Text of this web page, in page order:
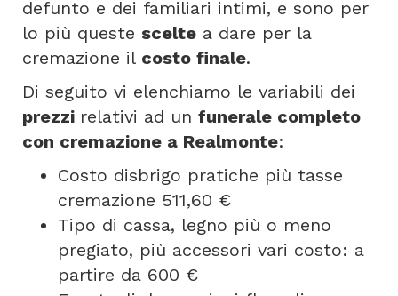
defunto e dei familiari intimi, e sono per
lo più queste scelte a dare per la
cremazione il costo finale.
Di seguito vi elenchiamo le variabili dei
prezzi relativi ad un funerale completo
con cremazione a Realmonte:
Costo disbrigo pratiche più tasse
cremazione 511,60 €
Tipo di cassa, legno più o meno
pregiato, più accessori vari costo: a
partire da 600 €